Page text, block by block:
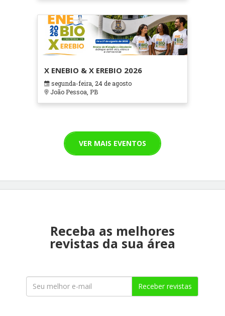
X ENEBIO & X EREBIO 2026
segunda-feira, 24 de agosto
João Pessoa, PB
VER MAIS EVENTOS
Receba as melhores
revistas da sua área
Receber revistas